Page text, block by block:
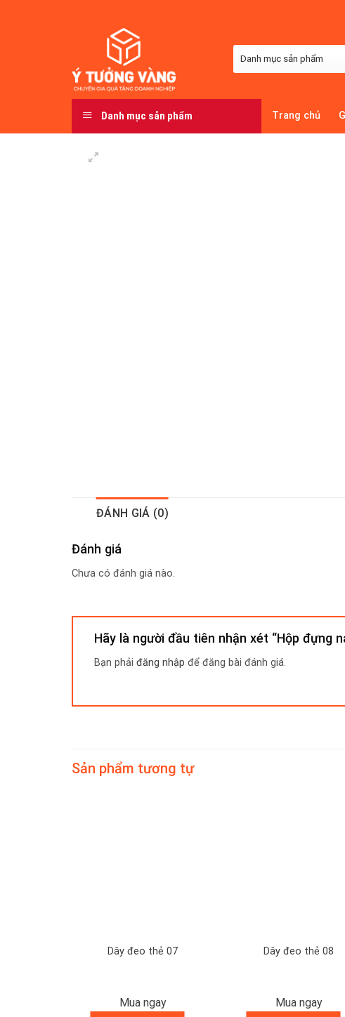
Danh mục sản phẩm Trang chủ
ĐÁNH GIÁ (0)
Đánh giá
Chưa có đánh giá nào.
Hãy là người đầu tiên nhận xét “Hộp đựng
Bạn phải đăng nhập để đăng bài đánh giá.
Sản phẩm tương tự
Dây đeo thẻ 07
Mua ngay
Dây đeo thẻ 08
Mua ngay